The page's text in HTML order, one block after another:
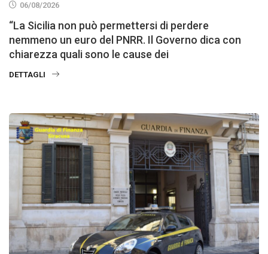
06/08/2026
“La Sicilia non può permettersi di perdere
nemmeno un euro del PNRR. Il Governo dica con
chiarezza quali sono le cause dei
DETTAGLI